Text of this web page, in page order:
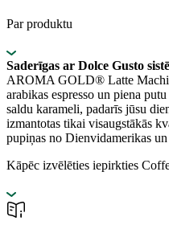
Par produktu
Saderīgas ar Dolce Gusto
AROMA GOLD® Latte
arabikas espresso un piena
saldu karameli, padarīs jūsu
izmantotas tikai visaugstākās
pupiņas no Dienvidamerikas
Kāpēc izvēlēties iepirkties